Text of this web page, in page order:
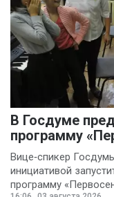
В Госдуме
программу
Вице‑спикер
инициативой
программу